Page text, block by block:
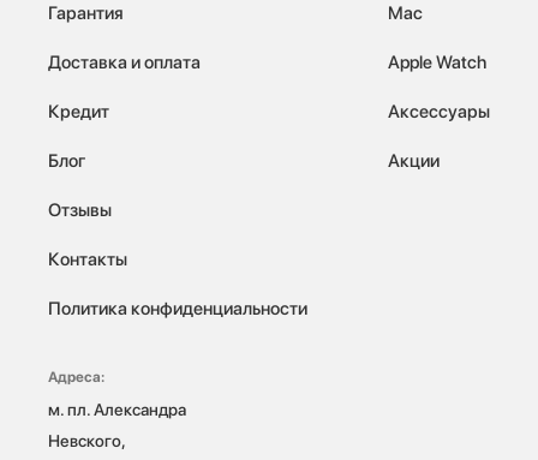
Гарантия
Доставка и оплата
Кредит
Блог
Отзывы
Контакты
Политика конфиденциальности
Mac
Apple Watch
Аксессуары
Акции
Адреса:
м. пл. Александра
Невского,